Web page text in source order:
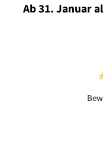
Ab 31. Januar